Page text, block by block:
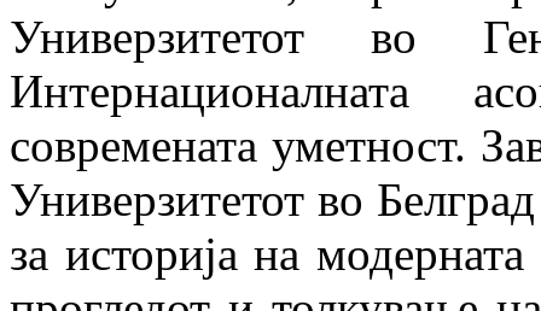
Универзитетот во
Интернационалната
современата уметност.
Универзитетот во
за историја на